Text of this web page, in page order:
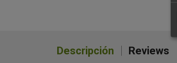
Descripción Reviews